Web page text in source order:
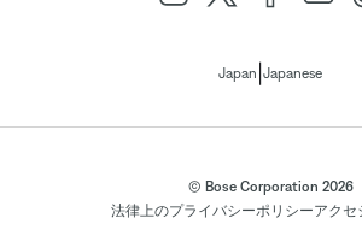
Japan Japanese
© Bose Corporation 2026
法律上のプライバシーポリシーアクセ